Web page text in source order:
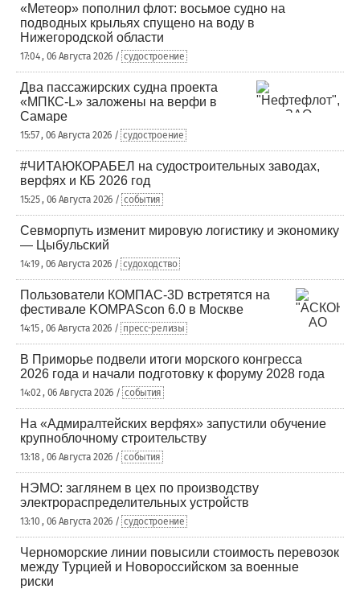
«Метеор» пополнил флот: восьмое судно на
подводных крыльях спущено на воду в
Нижегородской области
17:04 , 06 Августа 2026 / судостроение
Два пассажирских судна проекта
«МПКС-L» заложены на верфи в
Самаре
15:57 , 06 Августа 2026 / судостроение
#ЧИТАЮКОРАБЕЛ на судостроительных заводах,
верфях и КБ 2026 год
15:25 , 06 Августа 2026 / события
Севморпуть изменит мировую логистику и экономику
— Цыбульский
14:19 , 06 Августа 2026 / судоходство
Пользователи КОМПАС-3D встретятся на
фестивале KOMPAScon 6.0 в Москве
14:15 , 06 Августа 2026 / пресс-релизы
В Приморье подвели итоги морского конгресса
2026 года и начали подготовку к форуму 2028 года
14:02 , 06 Августа 2026 / события
На «Адмиралтейских верфях» запустили обучение
крупноблочному строительству
13:18 , 06 Августа 2026 / события
НЭМО: заглянем в цех по производству
электрораспределительных устройств
13:10 , 06 Августа 2026 / судостроение
Черноморские линии повысили стоимость перевозок
между Турцией и Новороссийском за военные
риски